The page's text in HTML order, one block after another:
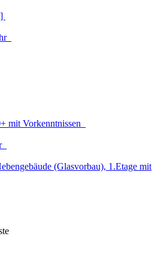
mit Vorkenntnissen
(Glasvorbau), 1.Etage mit